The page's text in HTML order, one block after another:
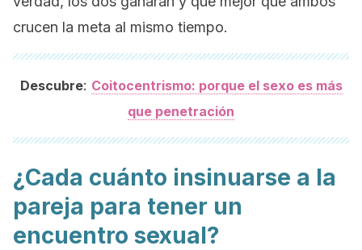
crucen la meta al mismo tiempo.
Descubre: Coitocentrismo: porque el sexo es más
que penetración
¿Cada cuánto insinuarse a la
pareja para tener un
encuentro sexual?